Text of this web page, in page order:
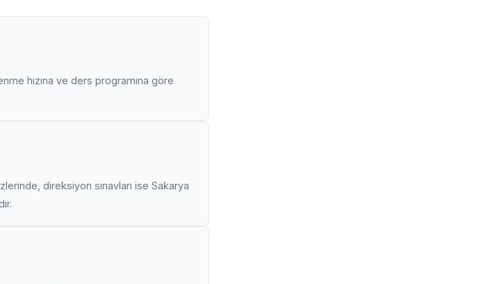
hızına ve ders programına göre
direksiyon sınavları ise Sakarya